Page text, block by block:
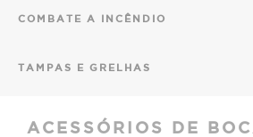
COMBATE A INCÊNDIO
TAMPAS E GRELHAS
ACESSÓRIOS DE